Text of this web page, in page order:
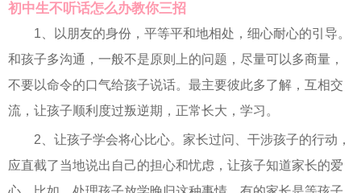
初中生不听话怎么办教你三招
1、以朋友的身份，平等平和地相处，细心耐心的引导。
和孩子多沟通，一般不是原则上的问题，尽量可以多商量，
不要以命令的口气给孩子说话。最主要彼此多了解，互相交
流，让孩子顺利度过叛逆期，正常长大，学习。
2、让孩子学会将心比心。家长过问、干涉孩子的行动，
应直截了当地说出自己的担心和忧虑，让孩子知道家长的爱